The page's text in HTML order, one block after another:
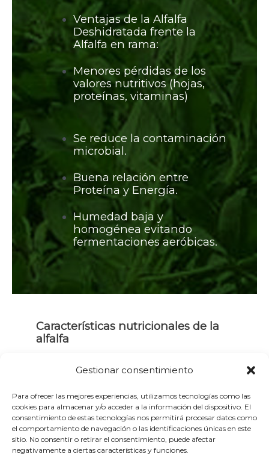
Gestionar consentimiento
Para ofrecer las mejores experiencias, utilizamos tecnologías como las
cookies para almacenar y/o acceder a la información del dispositivo. El
consentimiento de estas tecnologías nos permitirá procesar datos como
el comportamiento de navegación o las identificaciones únicas en este
sitio. No consentir o retirar el consentimiento, puede afectar
negativamente a ciertas características y funciones.
Ventajas de la Alfalfa
Deshidratada frente la
Alfalfa en rama:
Menores pérdidas de los
valores nutritivos (hojas,
proteínas, vitaminas)
Se reduce la contaminación
microbial.
Buena relación entre
Proteína y Energía.
Humedad baja y
homogénea evitando
fermentaciones aeróbicas.
Características nutricionales de la
alfalfa
A continuación ofrecemos un PDF
para descarga con datos técnicos
la Alfalfa, puede descargarlodesde
aquí.